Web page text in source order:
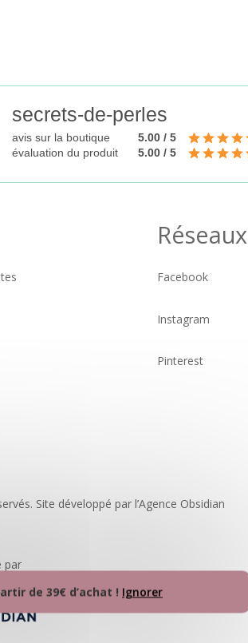
de 39€ d’achat ! Ignorer
secrets-de-perles
avis sur la boutique
5.00 / 5
évaluation du produit
5.00 / 5
Réseaux
Facebook
Instagram
Pinterest
Site développé par l’Agence Obsidian
par